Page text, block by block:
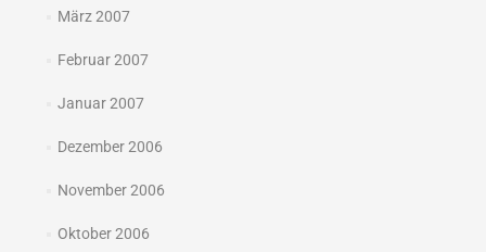
März 2007
Februar 2007
Januar 2007
Dezember 2006
November 2006
Oktober 2006